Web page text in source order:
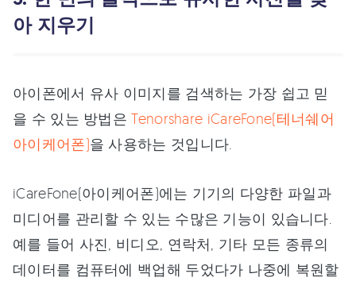
아 지우기
아이폰에서 유사 이미지를 검색하는 가장 쉽고 믿
을 수 있는 방법은Tenorshare iCareFone(테너쉐어
아이케어폰)을 사용하는 것입니다.
iCareFone(아이케어폰)에는 기기의 다양한 파일과
미디어를 관리할 수 있는 수많은 기능이 있습니다.
예를 들어 사진, 비디오, 연락처, 기타 모든 종류의
데이터를 컴퓨터에 백업해 두었다가 나중에 복원할